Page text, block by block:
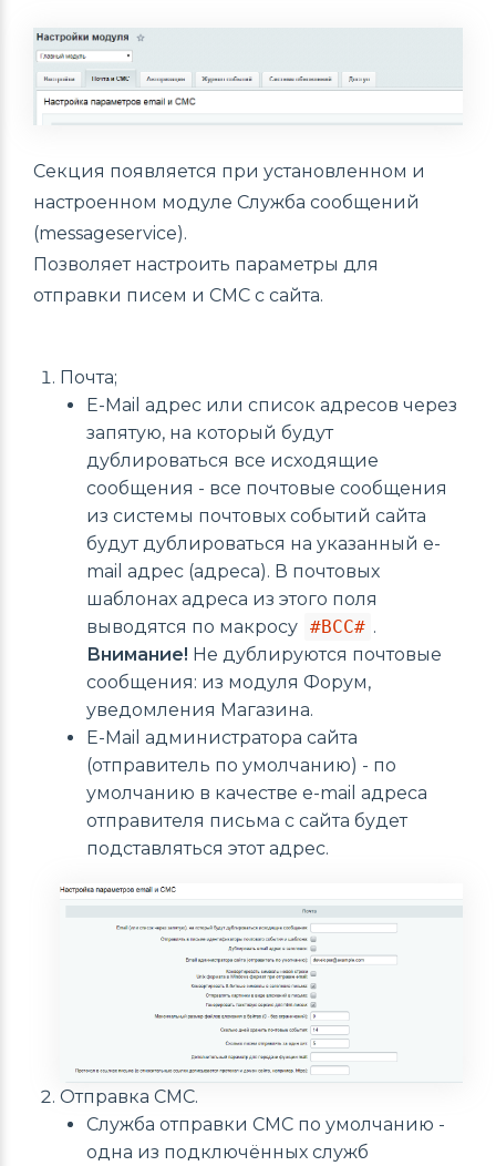
Секция появляется при установленном и
настроенном модуле Служба сообщений
(messageservice).
Позволяет настроить параметры для
отправки писем и СМС с сайта.
Почта;
E-Mail адрес или список адресов через
запятую, на который будут
дублироваться все исходящие
сообщения - все почтовые сообщения
из системы почтовых событий сайта
будут дублироваться на указанный e-
mail адрес (адреса). В почтовых
шаблонах адреса из этого поля
выводятся по макросу #BCC# .
Внимание! Не дублируются почтовые
сообщения: из модуля Форум,
уведомления Магазина.
E-Mail администратора сайта
(отправитель по умолчанию) - по
умолчанию в качестве e-mail адреса
отправителя письма с сайта будет
подставляться этот адрес.
Отправка СМС.
Служба отправки СМС по умолчанию -
одна из подключённых служб